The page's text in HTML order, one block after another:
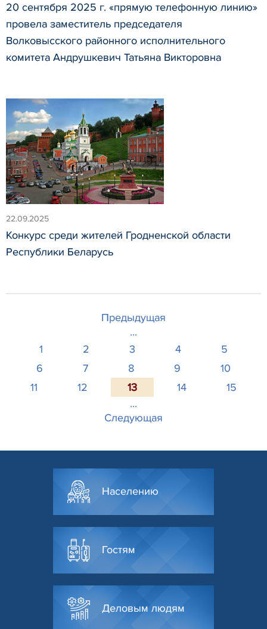
20 сентября 2025 г. «прямую телефонную линию»
провела заместитель председателя
Волковысского районного исполнительного
комитета Андрушкевич Татьяна Викторовна
22.09.2025
Конкурс среди жителей Гродненской области
Республики Беларусь
Предыдущая
...
1
2 3 4
5
6
7 8 9
10
11
12 13 14
15
...
Следующая
Населению
Гостям
Деловым людям